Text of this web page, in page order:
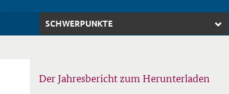
SCHWERPUNKTE
Der Jahresbericht zum Herunterladen